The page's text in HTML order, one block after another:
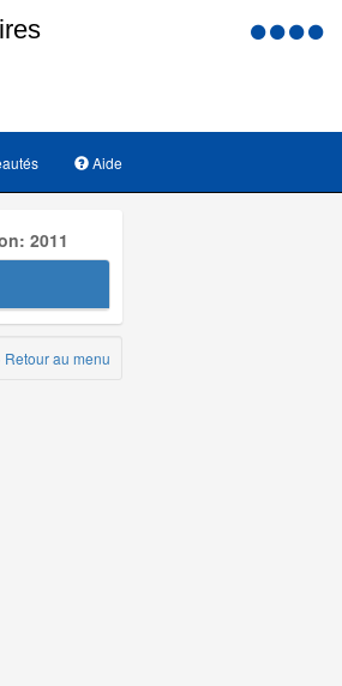
Menu
Aide
2011
Retour au menu